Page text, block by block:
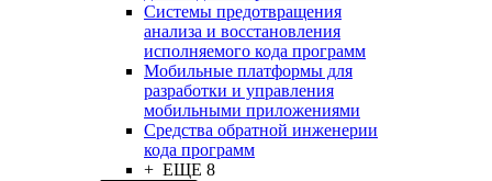
Системы предотвращения
анализа и восстановления
исполняемого кода программ
Мобильные платформы для
разработки и управления
мобильными приложениями
Средства обратной инженерии
кода программ
+ ЕЩЕ 8